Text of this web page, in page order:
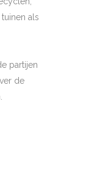
als
partijen
de